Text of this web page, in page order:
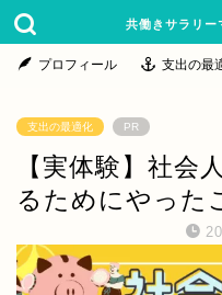
共働きサラリー
プロフィール 支出の最
支出の最適化 PR
【実体験】社会
るためにやった